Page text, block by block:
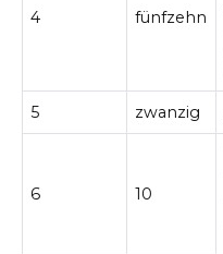
4 fünfzehn
5 zwanzig
6 10